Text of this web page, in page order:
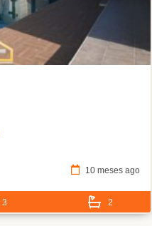
10 meses ago
3 2